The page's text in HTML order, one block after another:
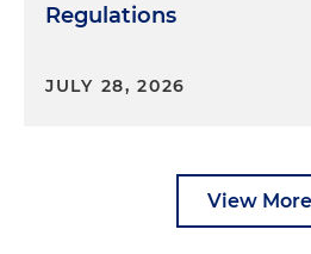
Regulations
JULY 28, 2026
View More